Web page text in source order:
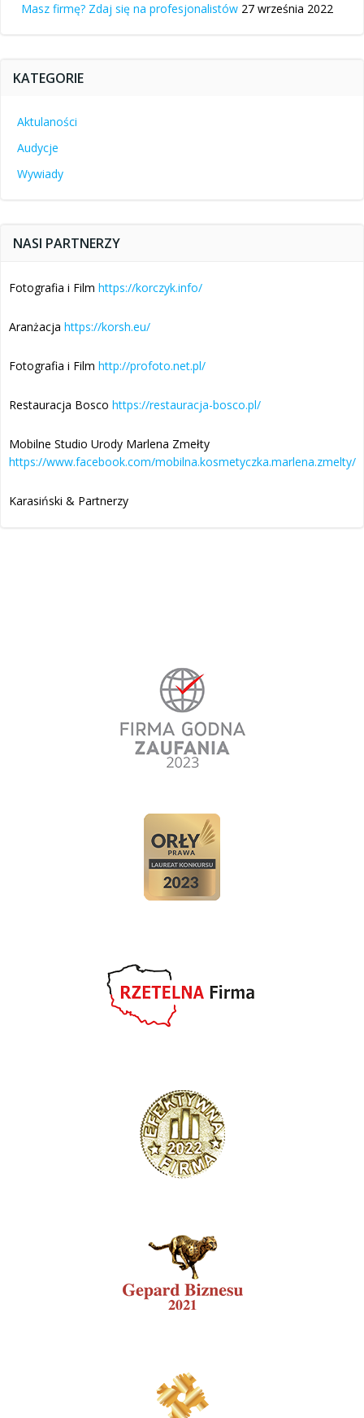
Masz firmę? Zdaj się na profesjonalistów 27 września 2022
KATEGORIE
Aktulaności
Audycje
Wywiady
NASI PARTNERZY
Fotografia i Film https://korczyk.info/
Aranżacja https://korsh.eu/
Fotografia i Film http://profoto.net.pl/
Restauracja Bosco https://restauracja-bosco.pl/
Mobilne Studio Urody Marlena Zmełty
https://www.facebook.com/mobilna.kosmetyczka.marlena.zmelty/
Karasiński & Partnerzy